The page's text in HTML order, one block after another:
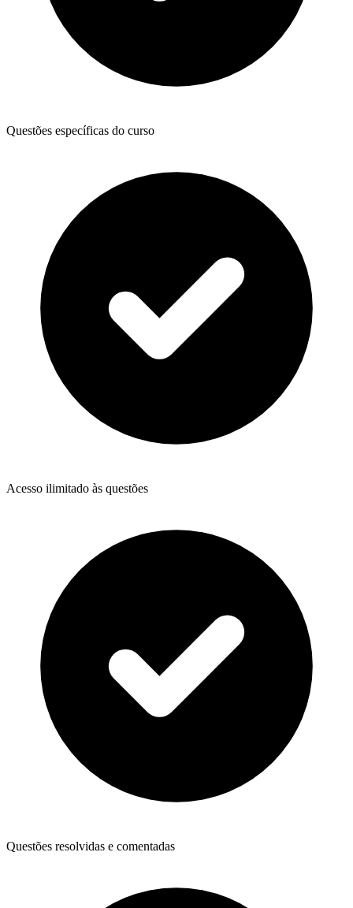
Questões específicas do curso
Acesso ilimitado às questões
Questões resolvidas e comentadas